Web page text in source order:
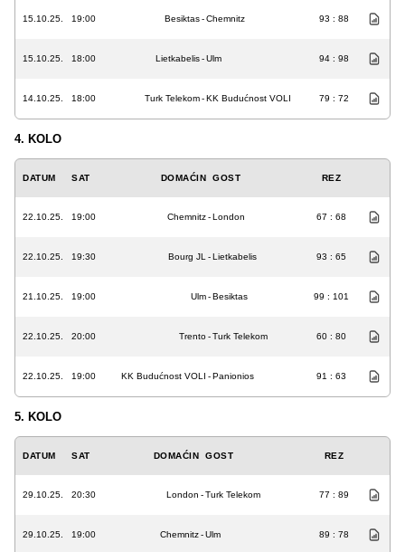
15.10.25. 19:00 Besiktas-Chemnitz 93 : 88
15.10.25. 18:00 Lietkabelis-Ulm 94 : 98
14.10.25. 18:00 Turk Telekom-KK Budućnost VOLI 79 : 72
4. KOLO
DATUM SAT DOMAĆIN GOST REZ
22.10.25. 19:00 Chemnitz-London 67 : 68
22.10.25. 19:30 Bourg JL -Lietkabelis 93 : 65
21.10.25. 19:00 Ulm-Besiktas 99 : 101
22.10.25. 20:00 Trento-Turk Telekom 60 : 80
22.10.25. 19:00 KK Budućnost VOLI -Panionios 91 : 63
5. KOLO
DATUM SAT DOMAĆIN GOST REZ
29.10.25. 20:30 London -Turk Telekom 77 : 89
29.10.25. 19:00 Chemnitz-Ulm 89 : 78